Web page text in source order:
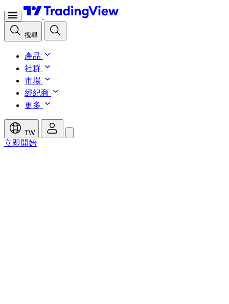
搜尋
產品
社群
市場
經紀商
更多
TW
立即開始